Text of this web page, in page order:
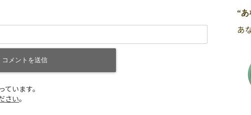
ています。
さい。
“あ
あ